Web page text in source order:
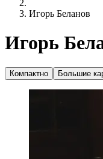
Игорь Беланов
Игорь
Компактно Большие